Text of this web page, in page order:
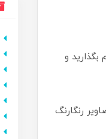
و
رنگارنگ